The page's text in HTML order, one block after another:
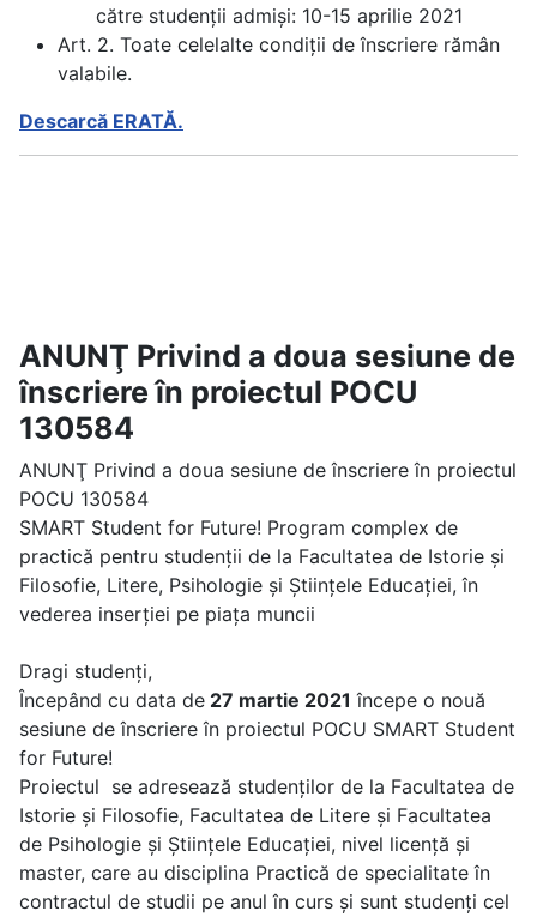
către studenții admiși: 10-15 aprilie 2021
Art. 2. Toate celelalte condiții de înscriere rămân
valabile.
Descarcă ERATĂ.
ANUNŢ Privind a doua sesiune de
înscriere în proiectul POCU
130584
ANUNŢ Privind a doua sesiune de înscriere în proiectul
POCU 130584
SMART Student for Future! Program complex de
practică pentru studenții de la Facultatea de Istorie și
Filosofie, Litere, Psihologie și Științele Educației, în
vederea inserției pe piața muncii
Dragi studenţi,
Începând cu data de 27 martie 2021 începe o nouă
sesiune de înscriere în proiectul POCU SMART Student
for Future!
Proiectul se adresează studenţilor de la Facultatea de
Istorie și Filosofie, Facultatea de Litere şi Facultatea
de Psihologie și Științele Educației, nivel licență şi
master, care au disciplina Practică de specialitate în
contractul de studii pe anul în curs și sunt studenți cel